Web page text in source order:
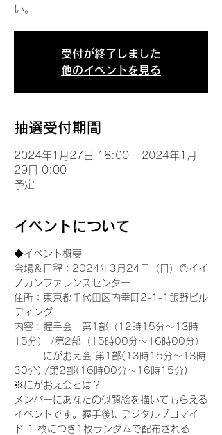
い。
受付が終了しました
他のイベントを見る
抽選受付期間
2024年1月27日 18:00 – 2024年1月
29日 0:00
予定
イベントについて
◆イベント概要
会場＆日程：2024年3月24日（日）＠イイ
ノカンファレンスセンター
住所：東京都千代田区内幸町2-1-1飯野ビル
ディング
内容：握手会　第1部（12時15分～13時
15分） /第2部（15時00分～16時00分）
にがおえ会 第1部(13時15分～13時
30分) /第2部(16時00分～16時15分)
※にがおえ会とは？
メンバーにあなたの似顔絵を描いてもらえる
イベントです。握手後にデジタルブロマイ
ド 1 枚につき1枚ランダムで配布される